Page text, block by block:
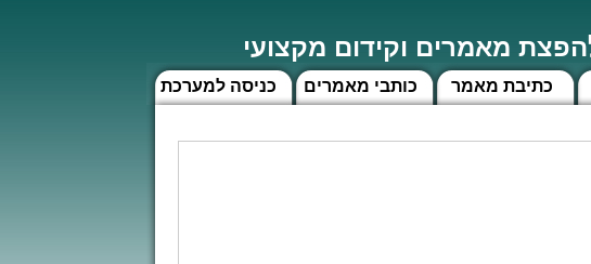
מאמרים וקידום מקצועי
כניסה למערכת כותבי מאמרים כתיבת מאמר